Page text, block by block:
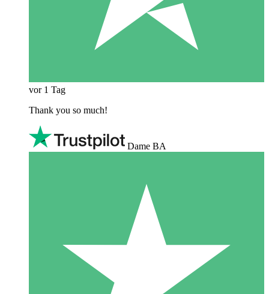
vor 1 Tag
Thank you so much!
Dame BA